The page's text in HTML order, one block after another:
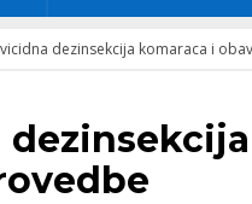
dezinsekcija komaraca i